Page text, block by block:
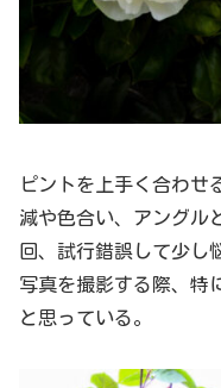
ピントを上手く合わせ
減や色合い、アングル
回、試行錯誤して少し
写真を撮影する際、特
と思っている。